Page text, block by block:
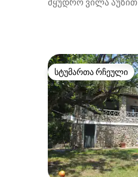
სტუმართა რჩეული
სტუმართა რჩეული